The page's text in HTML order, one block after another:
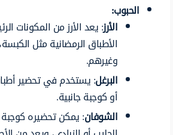
الحبوب:
الأرز: يعد الأرز من المكونات
الأطباق الرمضانية مثل
وغيرهم.
البرغل: يستخدم في تحضير
أو كوجبة جانبية.
الشوفان: يمكن تحضيره